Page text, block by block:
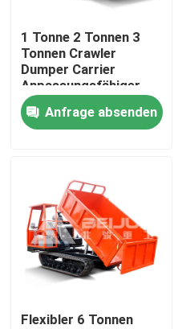
Videos
Untertagekipplaster
Untertagesattelschlepper
Crawler-Dumper-Lkw
Aufheben der Rad-Schere
1 Tonne 2 Tonnen 3
Tonnen Crawler
Dumper Carrier
Anpassungsfähiger
tragbarer Diesel zum
VerkaufAnfrage absenden
Flexibler 6 Tonnen